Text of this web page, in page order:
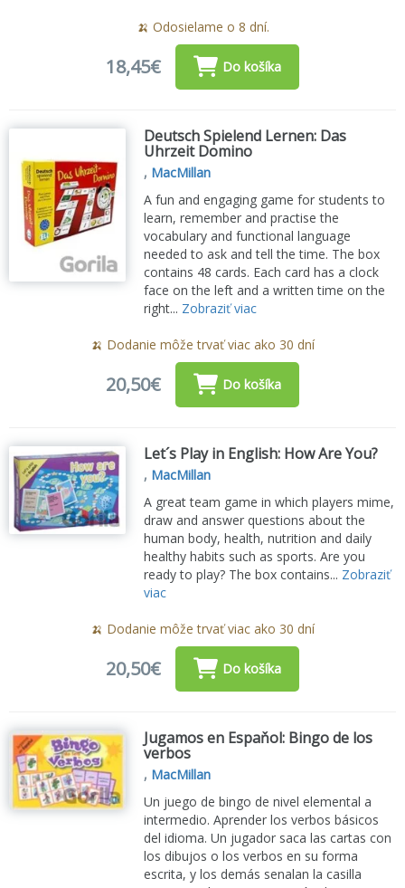
🍌 Odosielame o 8 dní.
18,45€ Do košíka
Deutsch Spielend Lernen: Das
Uhrzeit Domino
, MacMillan
A fun and engaging game for students to
learn, remember and practise the
vocabulary and functional language
needed to ask and tell the time. The box
contains 48 cards. Each card has a clock
face on the left and a written time on the
right... Zobraziť viac
🍌 Dodanie môže trvať viac ako 30 dní
20,50€ Do košíka
Let´s Play in English: How Are You?
, MacMillan
A great team game in which players mime,
draw and answer questions about the
human body, health, nutrition and daily
healthy habits such as sports. Are you
ready to play? The box contains... Zobraziť
viac
🍌 Dodanie môže trvať viac ako 30 dní
20,50€ Do košíka
Jugamos en Espaňol: Bingo de los
verbos
, MacMillan
Un juego de bingo de nivel elemental a
intermedio. Aprender los verbos básicos
del idioma. Un jugador saca las cartas con
los dibujos o los verbos en su forma
escrita, y los demás senalan la casilla